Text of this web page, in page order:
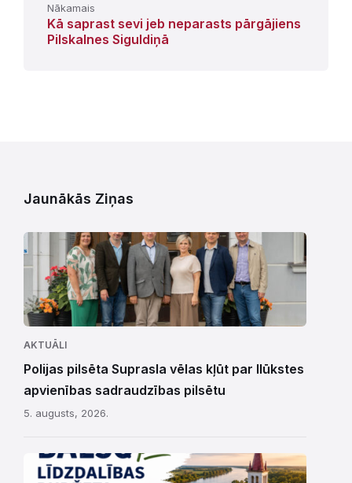
Nākamais
Kā saprast sevi jeb neparasts pārgājiens
Pilskalnes Siguldiņā
Jaunākās Ziņas
AKTUĀLI
Polijas pilsēta Suprasla vēlas kļūt par Ilūkstes
apvienības sadraudzības pilsētu
5. augusts, 2026.